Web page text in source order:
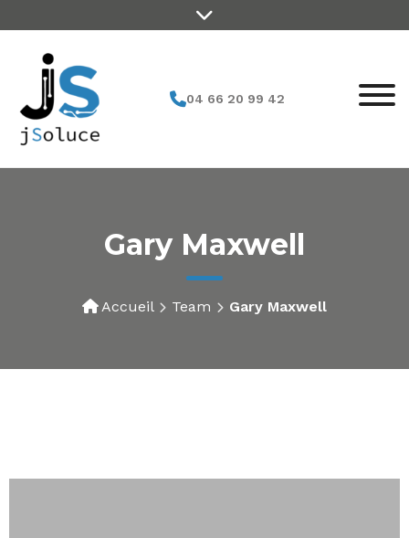
04 66 20 99 42
Gary Maxwell
Accueil Team Gary Maxwell